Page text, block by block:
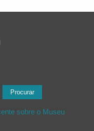
sobre o Museu